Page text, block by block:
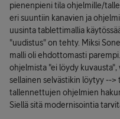
pienenpieni tila ohjelmille/
eri suuntiin kanavien ja
uusinta tablettimallia
"uudistus" on tehty. Miksi
malli oli ehdottomasti
ohjelmista "ei löydy
sellainen selvästikin löytyy -->
tallennettujen ohjelmien
Siellä sitä modernisointia